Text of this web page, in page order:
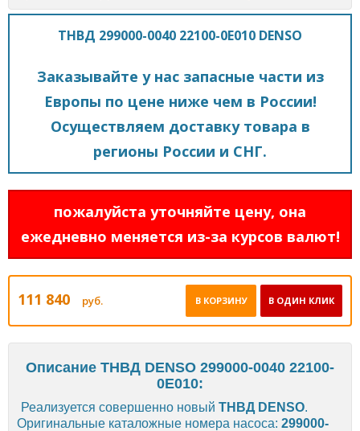
ТНВД 299000-0040 22100-0E010 DENSO
Заказывайте у нас запасные части из
Европы по цене ниже чем в России!
Осуществляем доставку товара в
регионы России и СНГ.
пожалуйста уточняйте цену, она
ежедневно меняется из-за курсов валют!
111 840 руб. В ОДИН КЛИК
В КОРЗИНУ
Описание ТНВД DENSO 299000-0040 22100-
0E010:
Реализуется совершенно новый ТНВД DENSO.
Оригинальные каталожные номера насоса: 299000-